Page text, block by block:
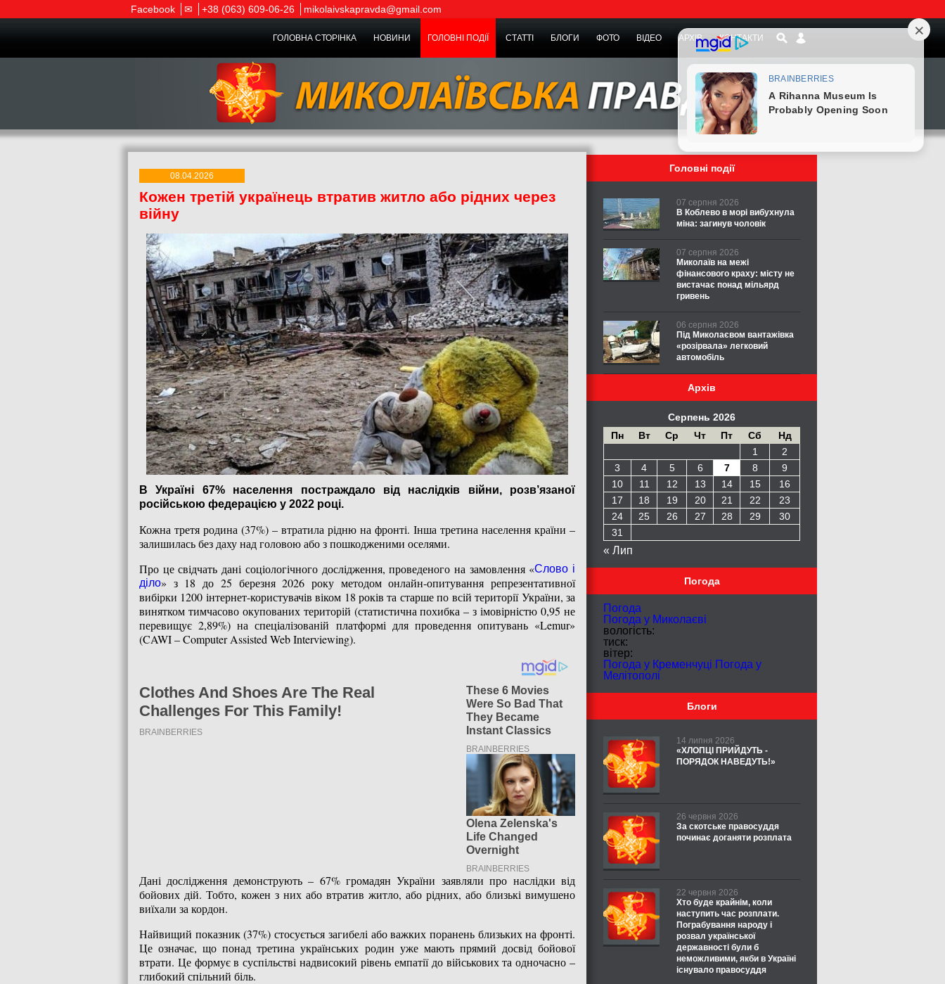
Facebook ✉ +38 (063) 609-06-26 mikolaivskapravda@gmail.com
ГОЛОВНА СТОРІНКА НОВИНИ ГОЛОВНІ ПОДІЇ СТАТТІ БЛОГИ ФОТО ВІДЕО АРХІВ КОНТАКТИ
08.04.2026
Кожен третій українець втратив житло або рідних через
війну
В Україні 67% населення постраждало від наслідків війни, розв’язаної
російською федерацією у 2022 році.
Кожна третя родина (37%) – втратила рідню на фронті. Інша третина населення країни –
залишилась без даху над головою або з пошкодженими оселями.
Про це свідчать дані соціологічного дослідження, проведеного на замовлення «Слово і
діло» з 18 до 25 березня 2026 року методом онлайн-опитування репрезентативної
вибірки 1200 інтернет-користувачів віком 18 років та старше по всій території України, за
винятком тимчасово окупованих територій (статистична похибка – з імовірністю 0,95 не
перевищує 2,89%) на спеціалізованій платформі для проведення опитувань «Lemur»
(CAWI – Computer Assisted Web Interviewing).
Дані дослідження демонструють – 67% громадян України заявляли про наслідки від
бойових дій. Тобто, кожен з них або втратив житло, або рідних, або близькі вимушено
виїхали за кордон.
Найвищий показник (37%) стосується загибелі або важких поранень близьких на фронті.
Це означає, що понад третина українських родин уже мають прямий досвід бойової
втрати. Це формує в суспільстві надвисокий рівень емпатії до військових та одночасно –
глибокий спільний біль.
Головні події
07 серпня 2026
В Коблево в морі вибухнула
міна: загинув чоловік
07 серпня 2026
Миколаїв на межі
фінансового краху: місту не
вистачає понад мільярд
гривень
06 серпня 2026
Під Миколаєвом вантажівка
«розірвала» легковий
автомобіль
Архів
Серпень 2026
Пн
Вт Ср Чт Пт Сб
Нд
1
2
3
4 5 6 7 8
9
10
11 12 13 14 15
16
17
18 19 20 21 22
23
24
25 26 27 28 29
30
31
« Лип
Погода
Погода
Погода у Миколаєві
вологість:
тиск:
вітер:
Погода у Кременчуці Погода у
Мелітополі
Блоги
14 липня 2026
«ХЛОПЦІ ПРИЙДУТЬ -
ПОРЯДОК НАВЕДУТЬ!»
26 червня 2026
За скотське правосуддя
починає доганяти розплата
22 червня 2026
Хто буде крайнім, коли
наступить час розплати.
Пограбування народу і
розвал української
державності були б
неможливими, якби в Україні
існувало правосуддя